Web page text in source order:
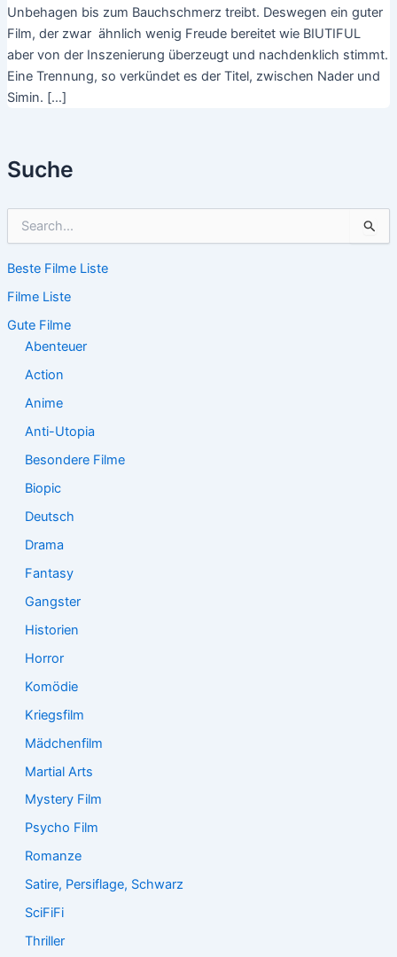
Suche
h
n
n
Beste Filme Liste
Filme Liste
Gute Filme
Abenteuer
Action
Anime
Anti-Utopia
Besondere Filme
Biopic
Deutsch
Drama
Fantasy
Gangster
Historien
Horror
Komödie
Kriegsfilm
Mädchenfilm
Martial Arts
Mystery Film
Psycho Film
Romanze
Satire, Persiflage, Schwarz
SciFiFi
Thriller
Unbehagen bis zum Bauchschmerz treibt. Deswegen ein guter
Film, der zwar ähnlich wenig Freude bereitet wie BIUTIFUL
aber von der Inszenierung überzeugt und nachdenklich stimmt.
Eine Trennung, so verkündet es der Titel, zwischen Nader und
Simin. […]